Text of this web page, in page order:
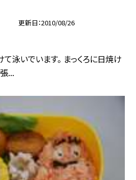
更新日 2010/08/26
泳いでいます。 まっくろに日焼け
...